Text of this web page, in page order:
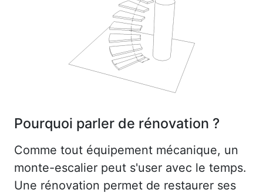
Pourquoi parler de rénovation ?
Comme tout équipement mécanique, un
monte-escalier peut s'user avec le temps.
Une rénovation permet de restaurer ses